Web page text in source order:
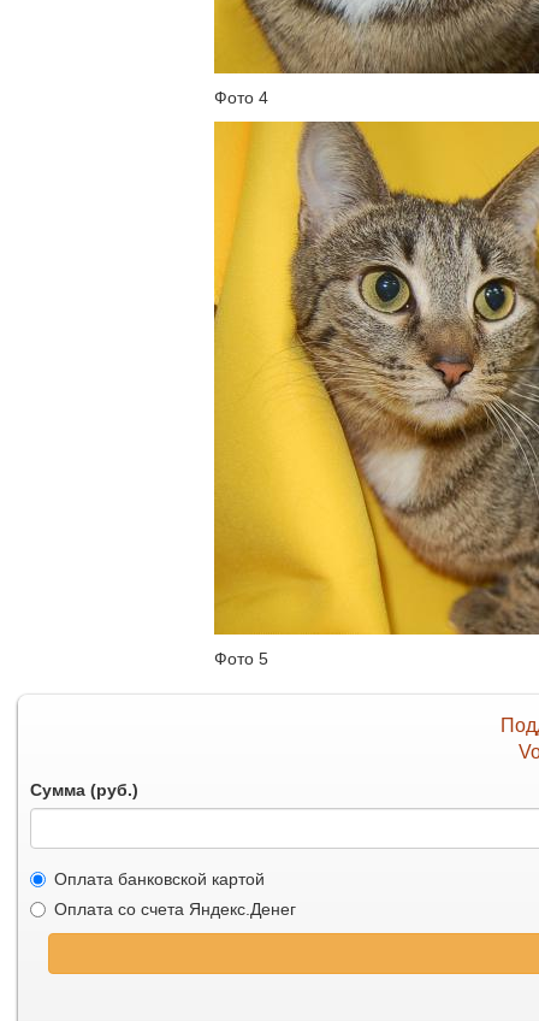
Фото 4
Фото 5
Сумма (руб.)
Оплата банковской картой
Оплата со счета Яндекс.Денег